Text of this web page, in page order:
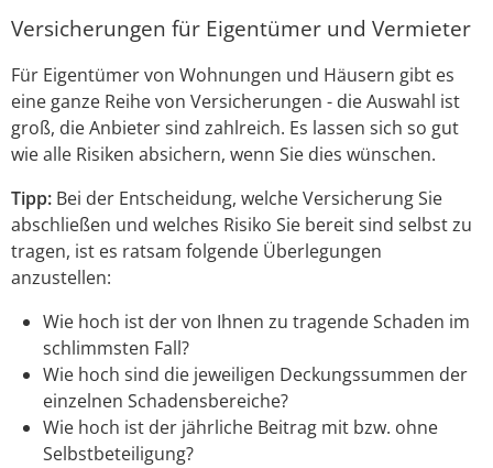
Versicherungen für Eigentümer und Vermieter
Für Eigentümer von Wohnungen und Häusern gibt es
eine ganze Reihe von Versicherungen - die Auswahl ist
groß, die Anbieter sind zahlreich. Es lassen sich so gut
wie alle Risiken absichern, wenn Sie dies wünschen.
Tipp: Bei der Entscheidung, welche Versicherung Sie
abschließen und welches Risiko Sie bereit sind selbst zu
tragen, ist es ratsam folgende Überlegungen
anzustellen:
Wie hoch ist der von Ihnen zu tragende Schaden im
schlimmsten Fall?
Wie hoch sind die jeweiligen Deckungssummen der
einzelnen Schadensbereiche?
Wie hoch ist der jährliche Beitrag mit bzw. ohne
Selbstbeteiligung?